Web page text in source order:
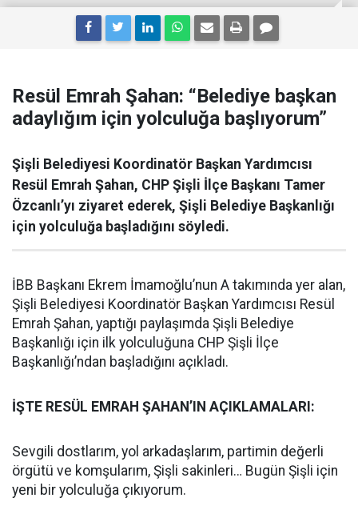
Resül Emrah Şahan: “Belediye başkan
adaylığım için yolculuğa başlıyorum”
Şişli Belediyesi Koordinatör Başkan Yardımcısı
Resül Emrah Şahan, CHP Şişli İlçe Başkanı Tamer
Özcanlı’yı ziyaret ederek, Şişli Belediye Başkanlığı
için yolculuğa başladığını söyledi.
İBB Başkanı Ekrem İmamoğlu’nun A takımında yer alan,
Şişli Belediyesi Koordinatör Başkan Yardımcısı Resül
Emrah Şahan, yaptığı paylaşımda Şişli Belediye
Başkanlığı için ilk yolculuğuna CHP Şişli İlçe
Başkanlığı’ndan başladığını açıkladı.
İŞTE RESÜL EMRAH ŞAHAN’IN AÇIKLAMALARI:
Sevgili dostlarım, yol arkadaşlarım, partimin değerli
örgütü ve komşularım, Şişli sakinleri… Bugün Şişli için
yeni bir yolculuğa çıkıyorum.